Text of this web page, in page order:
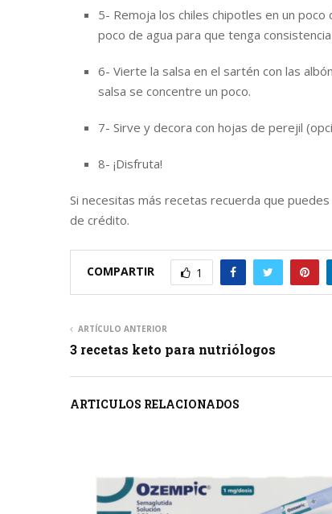
5- Remoja los chiles chipotles en un
poco de agua para que tenga
6- Vierte la salsa en el sartén con las
salsa se concentre un poco.
7- Sirve y decora con hojas de perejil
8- ¡Disfruta!
Si necesitas más recetas recuerda que
de crédito.
COMPARTIR 1
ARTÍCULO ANTERIOR
3 recetas keto para nutriólogos
ARTICULOS RELACIONADOS